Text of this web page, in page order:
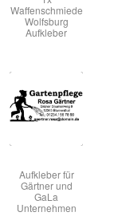
Waffenschmiede
Wolfsburg
Aufkleber
Aufkleber für
Gärtner und
GaLa
Unternehmen